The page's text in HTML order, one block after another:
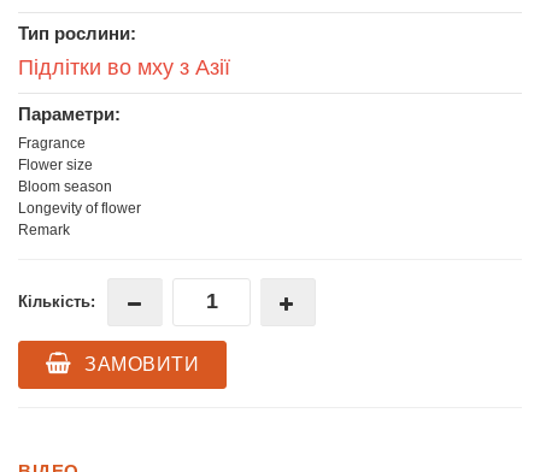
Тип рослини:
Підлітки во мху з Азії
Параметри:
Fragrance
Flower size
Bloom season
Longevity of flower
Remark
Кількість:
ЗАМОВИТИ